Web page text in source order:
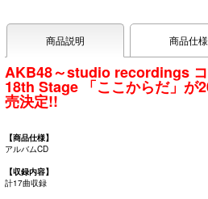
商品説明 商品仕様
AKB48～studio recordings
18th Stage 「ここからだ」が
売決定!!
【商品仕様】
アルバムCD
【収録内容】
計17曲収録